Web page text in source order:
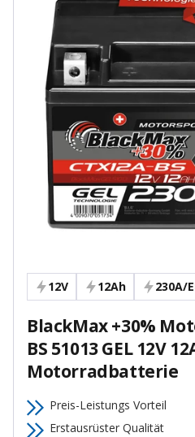
12V 12Ah 230A/
BlackMax +30%
BS 51013 GEL 12V
Motorradbatterie
Preis-Leistungs Vorteil
Erstausrüster Qualität